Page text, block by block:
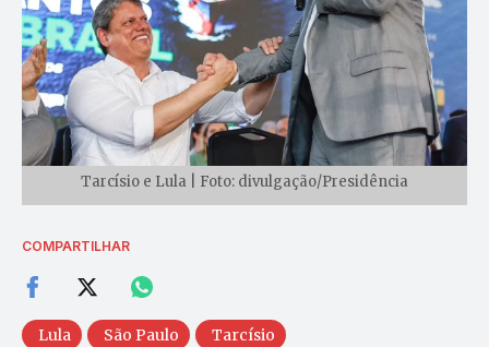
Tarcísio e Lula | Foto: divulgação/Presidência
COMPARTILHAR
Lula São Paulo Tarcísio